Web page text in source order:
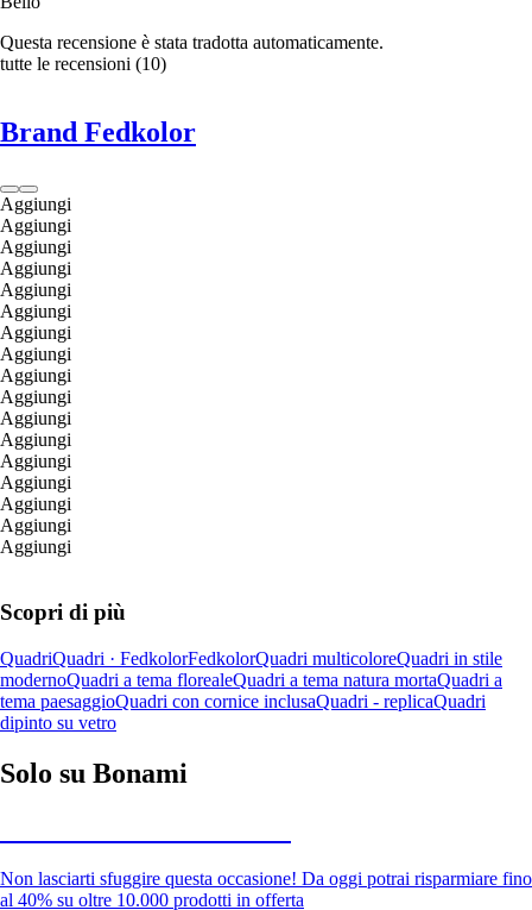
Questa recensione è stata tradotta automaticamente.
tutte le recensioni (10)
Brand Fedkolor
Aggiungi
Aggiungi
Aggiungi
Aggiungi
Aggiungi
Aggiungi
Aggiungi
Aggiungi
Aggiungi
Aggiungi
Aggiungi
Aggiungi
Aggiungi
Aggiungi
Aggiungi
Aggiungi
Aggiungi
Scopri di più
QuadriQuadri · FedkolorFedkolorQuadri multicoloreQuadri in stile
modernoQuadri a tema florealeQuadri a tema natura mortaQuadri a
tema paesaggioQuadri con cornice inclusaQuadri - replicaQuadri
dipinto su vetro
Solo su Bonami
Non lasciarti sfuggire questa occasione! Da oggi potrai risparmiare fino
al 40% su oltre 10.000 prodotti in offerta